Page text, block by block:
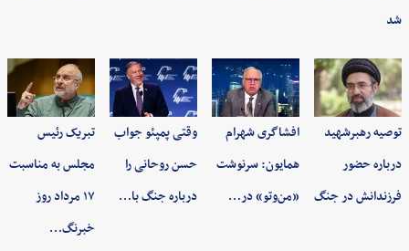
شد
توصیه رهبرشهید
درباره حضور
فرزندانش در جنگ
افشاگری شهرام
همایون: سرنوشت
«من‌وتو» در…
وقتی پمپئو جواب
حسن روحانی را
درباره جنگ با…
تبریک رئیس
مجلس به مناسبت
۱۷ مرداد روز
خبرنگ…